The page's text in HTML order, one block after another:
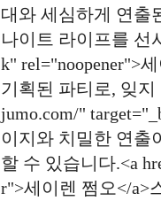
대와 세심하게 연출
나이트 라이프를 선
k" rel="noopener">
기획된 파티로, 잊
jumo.com/"
이지와 치밀한 연출
할 수 있습니다.<a
r">세이렌 쩜오</a>